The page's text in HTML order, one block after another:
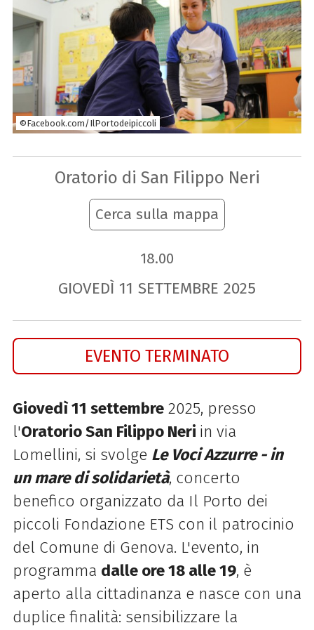
©Facebook.com/IlPortodeipiccoli
Oratorio di San Filippo Neri
Cerca sulla mappa
18.00
GIOVEDÌ 11 SETTEMBRE 2025
EVENTO TERMINATO
Giovedì 11 settembre2025, presso
l'Oratorio San Filippo Neri in via
Lomellini, si svolge Le Voci Azzurre - in
un mare di solidarietà, concerto
benefico organizzato da Il Porto dei
piccoli Fondazione ETS con il patrocinio
del Comune di Genova. L'evento, in
programma dalle ore 18 alle 19, è
aperto alla cittadinanza e nasce con una
duplice finalità: sensibilizzare la